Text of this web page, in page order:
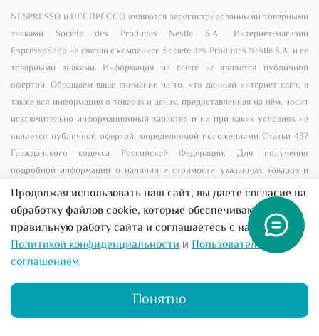
NESPRESSO и НЕСПРЕССО являются зарегистрированными товарными
знаками Societe des Produites Nestle S.A.. Интернет-магазин
EspressoShop не связан с компанией Societe des Produites Nestle S.A. и её
товарными знаками. Информация на сайте не является публичной
офертой. Обращаем ваше внимание на то, что данный интернет-сайт, а
также вся информация о товарах и ценах, предоставленная на нём, носит
исключительно информационный характер и ни при каких условиях не
является публичной офертой, определяемой положениями Статьи 437
Гражданского кодекса Российской Федерации. Для получения
подробной информации о наличии и стоимости указанных товаров и
(или) услуг, пожалуйста, обращайтесь к менеджеру сайта с помощью
специальной формы связи или по телефону +7 (495) 156-00-56
Все предложения на сайте не являются публичной
офертой
Продолжая использовать наш сайт, вы даете согласие на
обработку файлов cookie, которые обеспечивают
правильную работу сайта и соглашаетесь с нашей
Политикой конфиденциальностии Пользовательским
соглашением
Понятно